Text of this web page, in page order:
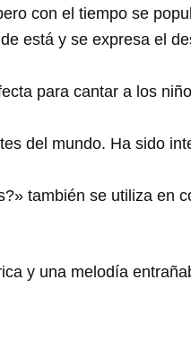
con el tiempo se
está y se expresa el
para cantar a los
del mundo. Ha sido
también se utiliza en
y una melodía